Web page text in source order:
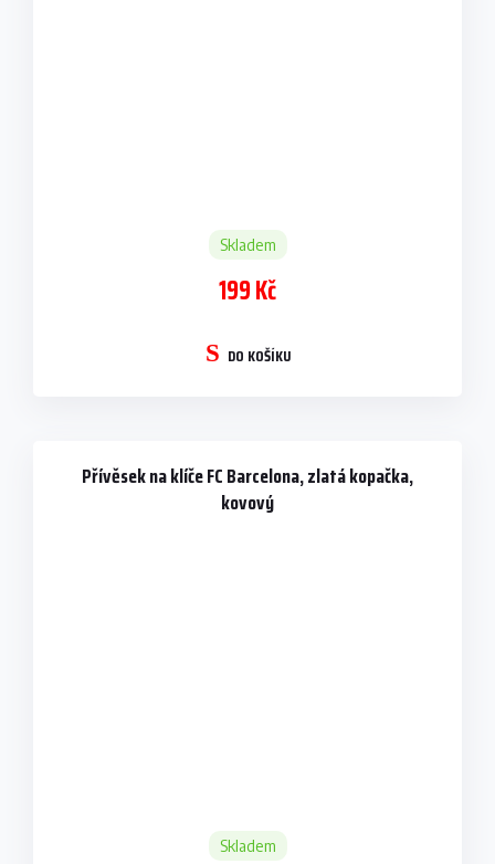
Skladem
199 Kč
DO KOŠÍKU
Přívěsek na klíče FC Barcelona, zlatá kopačka,
kovový
Skladem